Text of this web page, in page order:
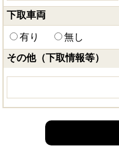
下取車両
有り 無し
その他（下取情報等）